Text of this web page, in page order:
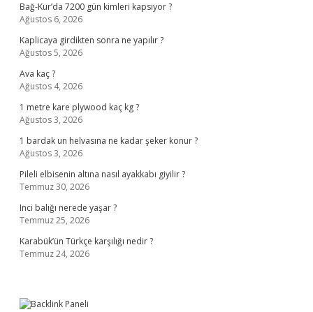
Bağ-Kur’da 7200 gün kimleri kapsıyor ?
Ağustos 6, 2026
Kaplicaya girdikten sonra ne yapılır ?
Ağustos 5, 2026
Ava kaç ?
Ağustos 4, 2026
1 metre kare plywood kaç kg ?
Ağustos 3, 2026
1 bardak un helvasına ne kadar şeker konur ?
Ağustos 3, 2026
Pileli elbisenin altına nasıl ayakkabı giyilir ?
Temmuz 30, 2026
Inci balığı nerede yaşar ?
Temmuz 25, 2026
Karabük’ün Türkçe karşılığı nedir ?
Temmuz 24, 2026